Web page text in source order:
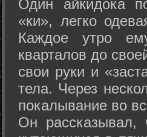
Один айкидока
«ки», легко
Каждое утро
кварталов до
свои руки и
тела. Через
покалывание во
Он